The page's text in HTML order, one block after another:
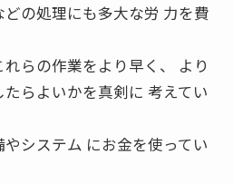
の処理にも多大な労 力を費
らの作業をより早く、 より
らよいかを真剣に 考えてい
システム にお金を使ってい